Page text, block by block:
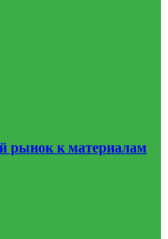
рынок к материалам